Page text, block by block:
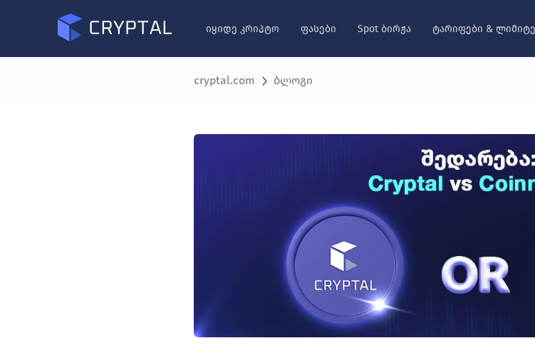
იყიდე კრიპტო ფასები Spot ბირჟა ტარიფები &
cryptal.com ბლოგი